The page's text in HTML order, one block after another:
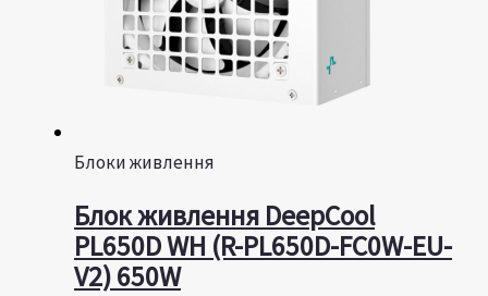
Блоки живлення
Блок живлення DeepCool
PL650D WH (R-PL650D-FC0W-EU-
V2) 650W